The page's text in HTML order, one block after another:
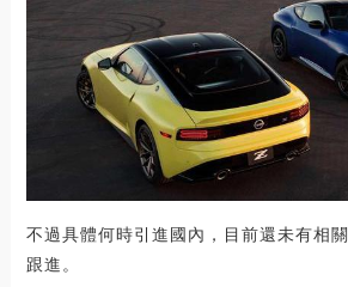
不過具體何時引進國內，目前還未有相
跟進。